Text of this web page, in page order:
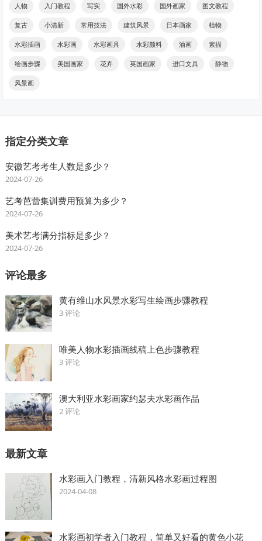
人物 入门教程 写实 国外水彩 国外画家 图文教程
复古 小清新 常用技法 建筑风景 日本画家 植物
水彩插画 水彩画 水彩画具 水彩颜料 油画 素描
绘画步骤 美国画家 花卉 英国画家 进口文具 静物
风景画
指定分类文章
安徽艺考考生人数是多少？
2024-07-26
艺考芭蕾集训费用预算为多少？
2024-07-26
美术艺考满分指标是多少？
2024-07-26
评论最多
黄有维山水风景水彩写生绘画步骤教程
3 评论
唯美人物水彩插画线稿上色步骤教程
3 评论
澳大利亚水彩画家约瑟夫水彩画作品
2 评论
最新文章
水彩画入门教程，清新风格水彩画过程图
2024-04-08
水彩画初学者入门教程，简单又好看的黄色小花